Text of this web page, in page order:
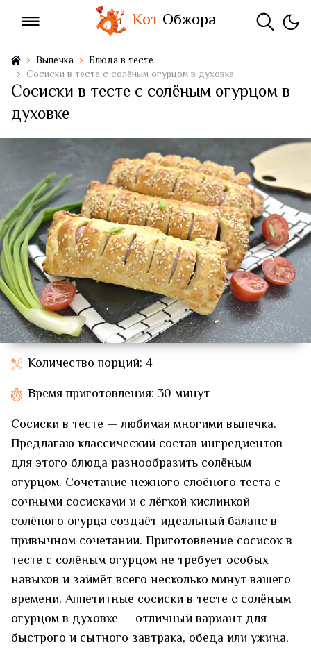
КотОбжора
Выпечка
Блюда в тесте
Сосиски в тесте с солёным огурцом в духовке
Сосиски в тесте с солёным огурцом в
духовке
Количество порций: 4
Время приготовления: 30 минут
Сосиски в тесте — любимая многими выпечка.
Предлагаю классический состав ингредиентов
для этого блюда разнообразить солёным
огурцом. Сочетание нежного слоёного теста с
сочными сосисками и с лёгкой кислинкой
солёного огурца создаёт идеальный баланс в
привычном сочетании. Приготовление сосисок в
тесте с солёным огурцом не требует особых
навыков и займёт всего несколько минут вашего
времени. Аппетитные сосиски в тесте с солёным
огурцом в духовке — отличный вариант для
быстрого и сытного завтрака, обеда или ужина.